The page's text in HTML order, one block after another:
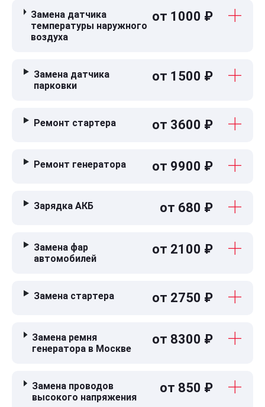
Замена датчика
температуры наружного
воздуха
от 1000 ₽
Замена датчика
парковки
от 1500 ₽
Ремонт стартера от 3600 ₽
Ремонт генератора от 9900 ₽
Зарядка АКБ от 680 ₽
Замена фар
автомобилей
от 2100 ₽
Замена стартера от 2750 ₽
Замена ремня
генератора в Москве
от 8300 ₽
Замена проводов
высокого напряжения
от 850 ₽